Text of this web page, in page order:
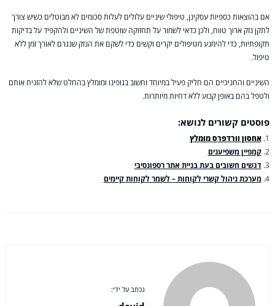
אם בהוצאות כספיות עסקינן, טיפולי שיניים עלולים לעלות סכומים לא מבוטלים כשיש צורך
לתקן נזק ארוך טווח, ולכן כדאי לשמור על תחזוקה שוטפת של השיניים ולהקפיד על בדיקות
תקופתיות, כדי להימנע מטיפולים יקרים וקשים כדי לשקם את הנזק שנגרם לאורך זמן ללא
טיפול.
השיניים והחניכיים הם חליק פעיל במיוחד וחשוב בגופינו ומומלץ בהחלט שלא להזניח אותם
ולטפל בהם באופן קבוע ללא דחיות מיותרות.
פוסטים קשורים לנושא:
אחסון וורדפרס מומלץ
קמפיין משפיענים
דגשים חשובים בעת בניית אתר רספונסיבי
מערכת ניהול קשרי לקוחות – לשמר לקוחות קיימים
נכתב על ידי: